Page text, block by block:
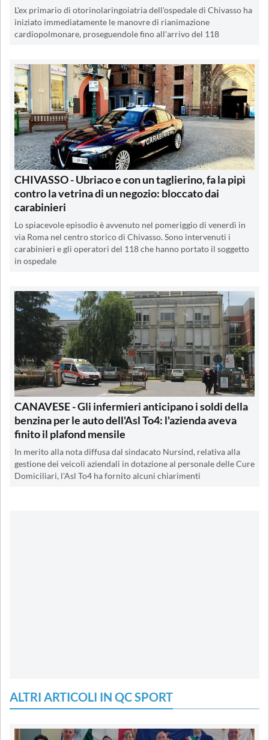
L'ex primario di otorinolaringoiatria dell'ospedale di Chivasso ha
iniziato immediatamente le manovre di rianimazione
cardiopolmonare, proseguendole fino all'arrivo del 118
CHIVASSO - Ubriaco e con un taglierino, fa la pipì
contro la vetrina di un negozio: bloccato dai
carabinieri
Lo spiacevole episodio è avvenuto nel pomeriggio di venerdì in
via Roma nel centro storico di Chivasso. Sono intervenuti i
carabinieri e gli operatori del 118 che hanno portato il soggetto
in ospedale
CANAVESE - Gli infermieri anticipano i soldi della
benzina per le auto dell'Asl To4: l'azienda aveva
finito il plafond mensile
In merito alla nota diffusa dal sindacato Nursind, relativa alla
gestione dei veicoli aziendali in dotazione al personale delle Cure
Domiciliari, l'Asl To4 ha fornito alcuni chiarimenti
ALTRI ARTICOLI IN QC SPORT